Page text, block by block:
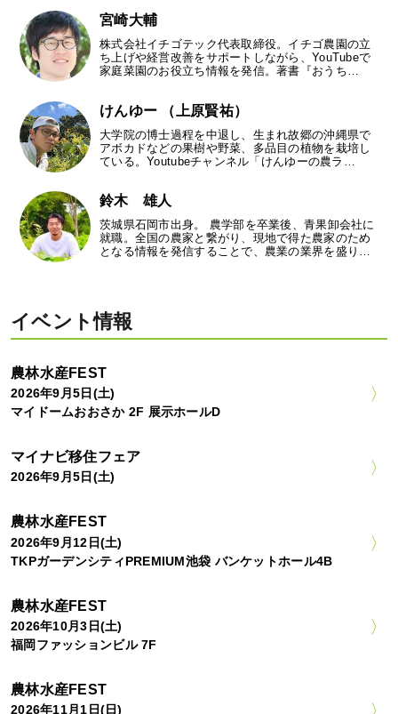
宮崎大輔
株式会社イチゴテック代表取締役。イチゴ農園の立
ち上げや経営改善をサポートしながら、YouTubeで
家庭菜園のお役立ち情報を発信。著書『おうち…
けんゆー （上原賢祐）
大学院の博士過程を中退し、生まれ故郷の沖縄県で
アボカドなどの果樹や野菜、多品目の植物を栽培し
ている。Youtubeチャンネル「けんゆーの農ラ…
鈴木 雄人
茨城県石岡市出身。 農学部を卒業後、青果卸会社に
就職。全国の農家と繋がり、現地で得た農家のため
となる情報を発信することで、農業の業界を盛り…
イベント情報
農林水産FEST
2026年9月5日(土)
マイドームおおさか 2F 展示ホールD
マイナビ移住フェア
2026年9月5日(土)
農林水産FEST
2026年9月12日(土)
TKPガーデンシティPREMIUM池袋 バンケットホール4B
農林水産FEST
2026年10月3日(土)
福岡ファッションビル 7F
農林水産FEST
2026年11月1日(日)